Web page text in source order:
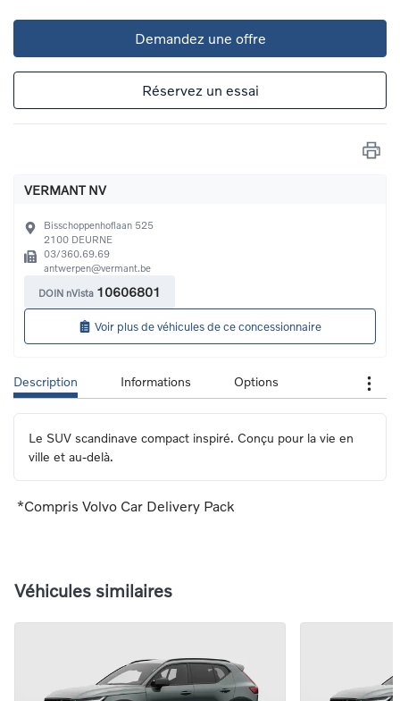
Demandez une offre
Réservez un essai
VERMANT NV
Bisschoppenhoflaan 525
2100 DEURNE
03/360.69.69
antwerpen@vermant.be
DOIN nVista 10606801
Voir plus de véhicules de ce concessionnaire
Description Informations Options
Le SUV scandinave compact inspiré. Conçu pour la vie en
ville et au-delà.
*Compris Volvo Car Delivery Pack
Véhicules similaires